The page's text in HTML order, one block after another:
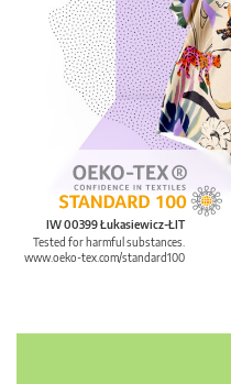
IW 00399 Łukasiewicz-ŁIT
Tested for harmful substances.
www.oeko-tex.com/standard100